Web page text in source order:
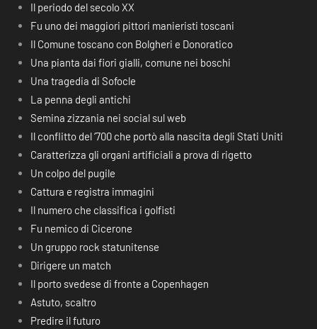
Il periodo del secolo XX
Fu uno dei maggiori pittori manieristi toscani
Il Comune toscano con Bolgheri e Donoratico
Una pianta dai fiori gialli, comune nei boschi
Una tragedia di Sofocle
La penna degli antichi
Semina zizzania nei social sul web
Il conflitto del ‘700 che portò alla nascita degli Stati Uniti
Caratterizza gli organi artificiali a prova di rigetto
Un colpo del pugile
Cattura e registra immagini
Il numero che classifica i golfisti
Fu nemico di Cicerone
Un gruppo rock statunitense
Dirigere un match
Il porto svedese di fronte a Copenhagen
Astuto, scaltro
Predire il futuro